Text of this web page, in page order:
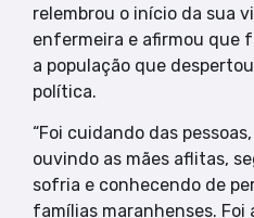
relembrou o início da sua
enfermeira e afirmou que
a população que
política.
“Foi cuidando das
ouvindo as mães aflitas,
sofria e conhecendo de
famílias maranhenses. Foi